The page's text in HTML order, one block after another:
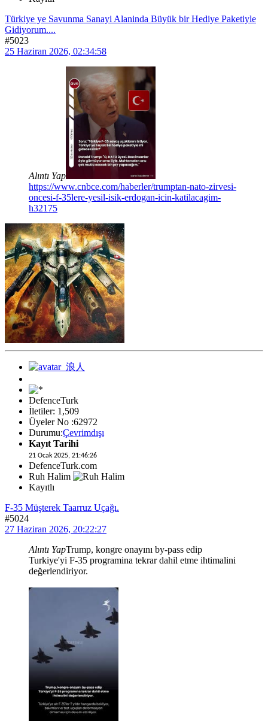
Türkiye ye Savunma Sanayi Alaninda Büyük bir Hediye Paketiyle
Gidiyorum....
#5023
25 Haziran 2026, 02:34:58
Alıntı Yap
https://www.cnbce.com/haberler/trumptan-nato-zirvesi-
oncesi-f-35lere-yesil-isik-erdogan-icin-katilacagim-
h32175
DefenceTurk
İletiler: 1,509
Üyeler No :62972
Durumu:Çevrimdışı
Kayıt Tarihi
21 Ocak 2025, 21:46:26
DefenceTurk.com
Ruh Halim
Kayıtlı
F-35 Müşterek Taarruz Uçağı.
#5024
27 Haziran 2026, 20:22:27
Alıntı YapTrump, kongre onayını by-pass edip
Turkiye'yi F-35 programina tekrar dahil etme ihtimalini
değerlendiriyor.